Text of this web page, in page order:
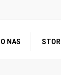
O NAS